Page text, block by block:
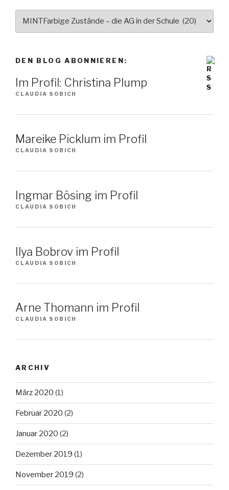
DEN BLOG ABONNIEREN:
Im Profil: Christina Plump
CLAUDIA SOBICH
Mareike Picklum im Profil
CLAUDIA SOBICH
Ingmar Bösing im Profil
CLAUDIA SOBICH
Ilya Bobrov im Profil
CLAUDIA SOBICH
Arne Thomann im Profil
CLAUDIA SOBICH
ARCHIV
März 2020 (1)
Februar 2020 (2)
Januar 2020 (2)
Dezember 2019 (1)
November 2019 (2)